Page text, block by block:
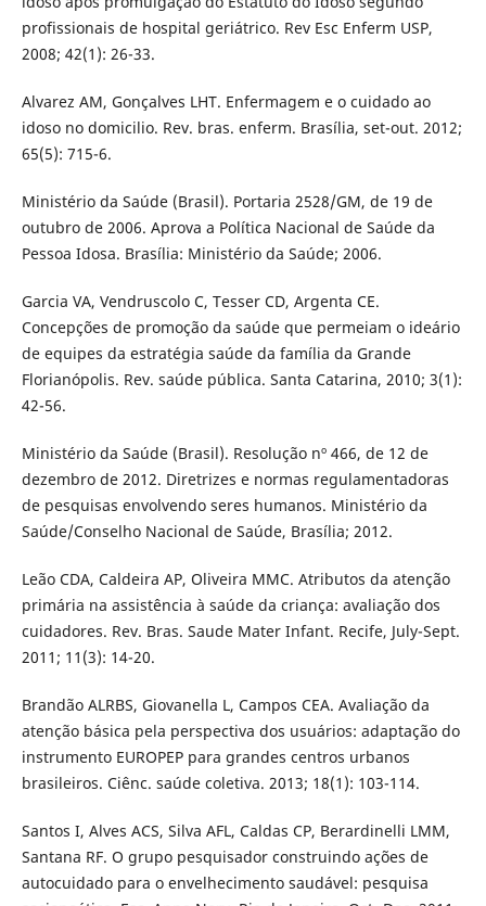
profissionais de hospital geriátrico. Rev Esc Enferm USP,
2008; 42(1): 26-33.
Alvarez AM, Gonçalves LHT. Enfermagem e o cuidado ao
idoso no domicilio. Rev. bras. enferm. Brasília, set-out. 2012;
65(5): 715-6.
Ministério da Saúde (Brasil). Portaria 2528/GM, de 19 de
outubro de 2006. Aprova a Política Nacional de Saúde da
Pessoa Idosa. Brasília: Ministério da Saúde; 2006.
Garcia VA, Vendruscolo C, Tesser CD, Argenta CE.
Concepções de promoção da saúde que permeiam o ideário
de equipes da estratégia saúde da família da Grande
Florianópolis. Rev. saúde pública. Santa Catarina, 2010; 3(1):
42-56.
Ministério da Saúde (Brasil). Resolução nº 466, de 12 de
dezembro de 2012. Diretrizes e normas regulamentadoras
de pesquisas envolvendo seres humanos. Ministério da
Saúde/Conselho Nacional de Saúde, Brasília; 2012.
Leão CDA, Caldeira AP, Oliveira MMC. Atributos da atenção
primária na assistência à saúde da criança: avaliação dos
cuidadores. Rev. Bras. Saude Mater Infant. Recife, July-Sept.
2011; 11(3): 14-20.
Brandão ALRBS, Giovanella L, Campos CEA. Avaliação da
atenção básica pela perspectiva dos usuários: adaptação do
instrumento EUROPEP para grandes centros urbanos
brasileiros. Ciênc. saúde coletiva. 2013; 18(1): 103-114.
Santos I, Alves ACS, Silva AFL, Caldas CP, Berardinelli LMM,
Santana RF. O grupo pesquisador construindo ações de
autocuidado para o envelhecimento saudável: pesquisa